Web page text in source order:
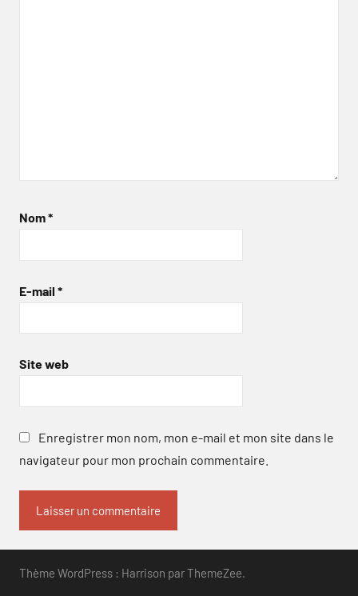
Nom*
E-mail *
Site web
Enregistrer mon nom, mon e-mail et mon site dans le
navigateur pour mon prochain commentaire.
Thème WordPress : Harrison par ThemeZee.